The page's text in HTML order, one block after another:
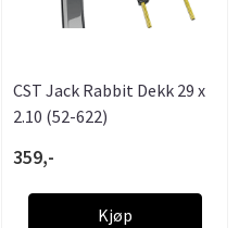
CST Jack Rabbit Dekk 29 x
2.10 (52-622)
359,-
Kjøp